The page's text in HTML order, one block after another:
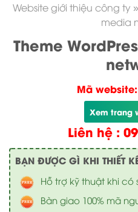
Website giới thiệu công ty »
media
Theme
Mã website:
Xem trang
Liên hệ :
BẠN ĐƯỢC GÌ KHI THIẾT
Hỗ trợ kỹ thuật khi có
Bàn giao 100% mã